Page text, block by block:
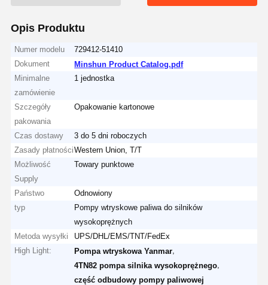
Opis Produktu
Numer modelu
729412-51410
Dokument
Minshun Product Catalog.pdf
Minimalne
zamówienie
1 jednostka
Szczegóły
pakowania
Opakowanie kartonowe
Czas dostawy
3 do 5 dni roboczych
Zasady płatnościWestern Union, T/T
Możliwość
Supply
Towary punktowe
Państwo
Odnowiony
typ
Pompy wtryskowe paliwa do silników
wysokoprężnych
Metoda wysyłki
UPS/DHL/EMS/TNT/FedEx
High Light:
Pompa wtryskowa Yanmar
4TN82 pompa silnika wysokoprężnego
część odbudowy pompy paliwowej